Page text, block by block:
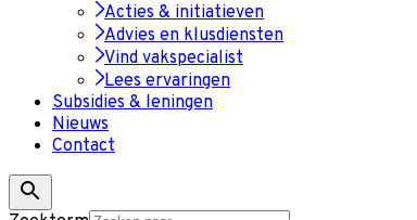
Acties & initiatieven
Advies en klusdiensten
Vind vakspecialist
Lees ervaringen
Subsidies & leningen
Nieuws
Contact